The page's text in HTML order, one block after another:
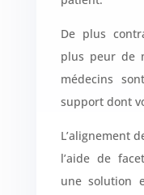
De plus
plus peur de
médecins
support dont
L’alignement
l’aide de
une solution